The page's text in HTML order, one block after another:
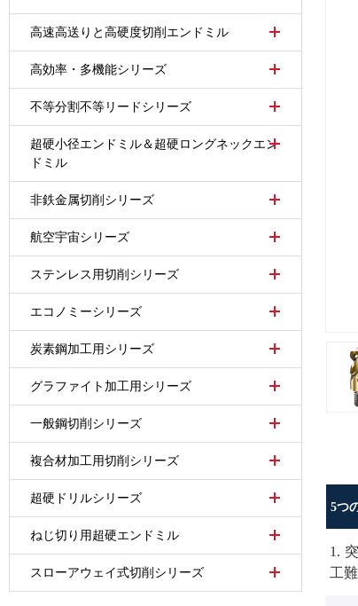
5つ
1.
工
高速高送りと高硬度切削エンドミル
高効率・多機能シリーズ
不等分割不等リードシリーズ
超硬小径エンドミル＆超硬ロングネックエン
ドミル
非鉄金属切削シリーズ
航空宇宙シリーズ
ステンレス⽤切削シリーズ
エコノミーシリーズ
炭素鋼加工用シリーズ
グラファイト加工用シリーズ
一般鋼切削シリーズ
複合材加工用切削シリーズ
超硬ドリルシリーズ
ねじ切り用超硬エンドミル
スローアウェイ式切削シリーズ